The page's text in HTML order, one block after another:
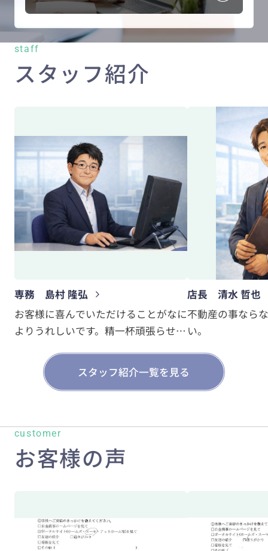
staff
スタッフ紹介
専務 島村 隆弘
お客様に喜んでいただけることがなに
よりうれしいです。精一杯頑張らせて
店長 清水 哲也
不動産の事なら
い。
スタッフ紹介一覧を見る
customer
お客様の声